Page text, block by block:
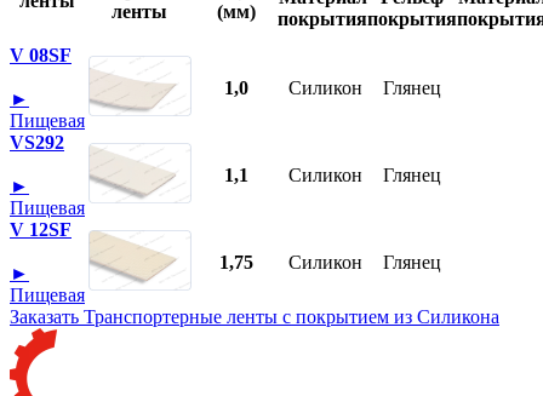
ленты
(мм)
покрытияпокрытия
V 08SF
►
Пищевая
1,0 Силикон Глянец
VS292
►
Пищевая
1,1 Силикон Глянец
V 12SF
►
Пищевая
1,75 Силикон Глянец
Заказать Транспортерные ленты с покрытием из Силикона